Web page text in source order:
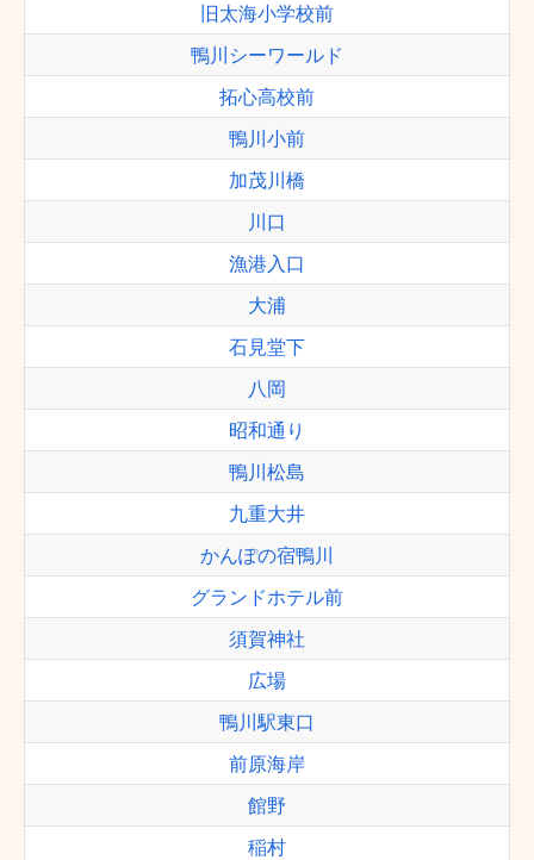
旧太海小学校前
鴨川シーワールド
拓心高校前
鴨川小前
加茂川橋
川口
漁港入口
大浦
石見堂下
八岡
昭和通り
鴨川松島
九重大井
かんぽの宿鴨川
グランドホテル前
須賀神社
広場
鴨川駅東口
前原海岸
館野
稲村